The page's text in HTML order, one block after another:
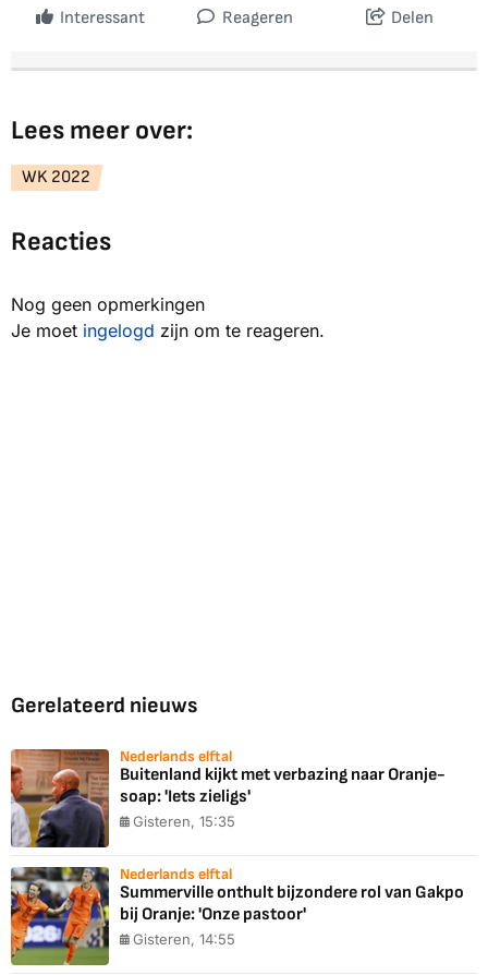
Interessant Reageren Delen
Lees meer over:
WK 2022
Reacties
Nog geen opmerkingen
Je moet ingelogd zijn om te reageren.
Gerelateerd nieuws
Nederlands elftal
Buitenland kijkt met verbazing naar Oranje-
soap: 'Iets zieligs'
Gisteren, 15:35
Nederlands elftal
Summerville onthult bijzondere rol van Gakpo
bij Oranje: 'Onze pastoor'
Gisteren, 14:55